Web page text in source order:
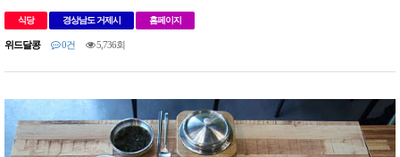
식당 경상남도 거제시 홈페이지
위드달콩 0건 5,736회